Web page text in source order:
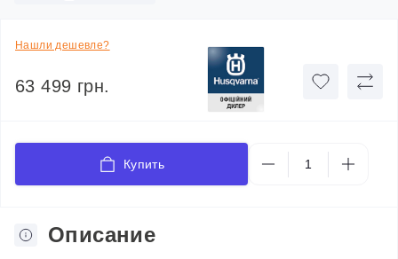
Нашли дешевле?
63 499 грн.
Купить
Описание